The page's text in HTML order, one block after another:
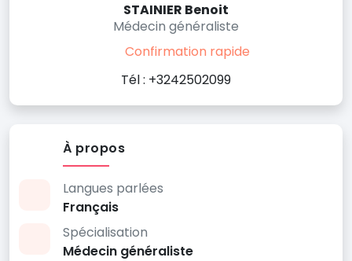
STAINIER Benoit
Médecin généraliste
Confirmation rapide
Tél : +3242502099
À propos
Langues parlées
Français
Spécialisation
Médecin généraliste